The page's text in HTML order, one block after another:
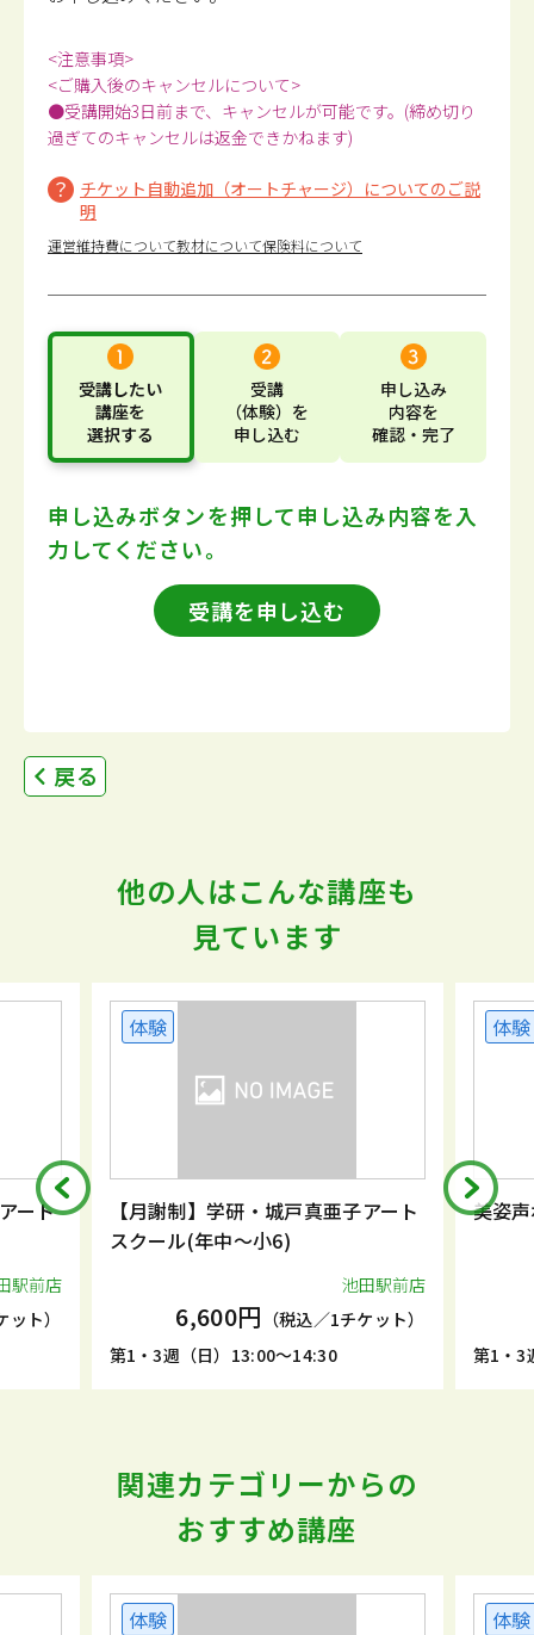
<注意事項>
<ご購入後のキャンセルについて>
●受講開始3日前まで、キャンセルが可能です。(締め切り
過ぎてのキャンセルは返金できかねます)
チケット自動追加（オートチャージ）についてのご説
明
運営維持費について教材について保険料について
受講したい
講座を
選択する
受講
（体験） を
申し込む
申し込み
内容を
確認・完了
申し込みボタンを押して申し込み内容を入
力してください。
受講を申し込む
戻る
他の人はこんな講座も
見ています
ート
駅前店
ト）
体験
【月謝制】学研・城戸真亜子アート
スクール(年中～小6)
池田駅前店
6,600円 （税込／1チケット）
第1・3週（日）13:00～14:30
体験
美姿
第1・3
関連カテゴリーからの
おすすめ講座
体験 体験